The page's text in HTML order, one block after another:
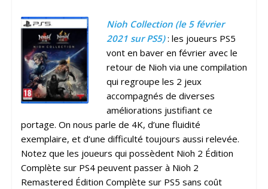
Nioh Collection (le 5 février
2021 sur PS5): les joueurs PS5
vont en baver en février avec le
retour de Nioh via une compilation
qui regroupe les 2 jeux
accompagnés de diverses
améliorations justifiant ce
portage. On nous parle de 4K, d’une fluidité
exemplaire, et d’une difficulté toujours aussi relevée.
Notez que les joueurs qui possèdent Nioh 2 Édition
Complète sur PS4 peuvent passer à Nioh 2
Remastered Édition Complète sur PS5 sans coût